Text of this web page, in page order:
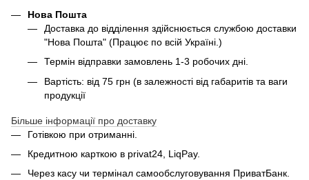
Нова Пошта
Доставка до відділення здійснюється службою доставки
"Нова Пошта" (Працює по всій Україні.)
Термін відправки замовлень 1-3 робочих дні.
Вартість: від 75 грн (в залежності від габаритів та ваги
продукції
Більше інформації про доставку
Готівкою при отриманні.
Кредитною карткою в privat24, LiqPay.
Через касу чи термінал самообслуговування ПриватБанк.